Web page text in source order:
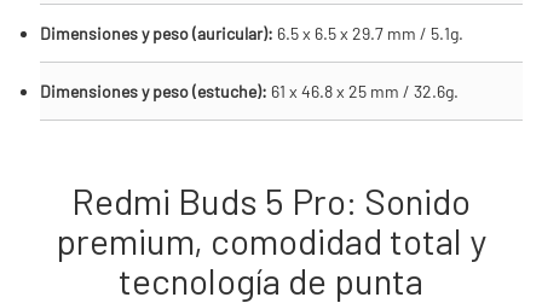
Dimensiones y peso (auricular): 6.5 x 6.5 x 29.7 mm / 5.1g.
Dimensiones y peso (estuche): 61 x 46.8 x 25 mm / 32.6g.
Redmi Buds 5 Pro: Sonido
premium, comodidad total y
tecnología de punta